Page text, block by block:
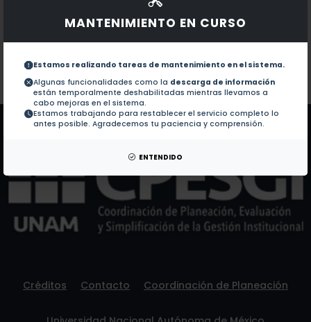
MANTENIMIENTO EN CURSO
Estamos realizando tareas de mantenimiento en el sistema.
Algunas funcionalidades como la descarga de información
están temporalmente deshabilitadas mientras llevamos a
cabo mejoras en el sistema.
Estamos trabajando para restablecer el servicio completo lo
antes posible. Agradecemos tu paciencia y comprensión.
ENTENDIDO
No hay obras de este autor.
Documentos en revistas: No hay revistas de este autor.
Patentes: No hay patentes de este autor.
Créditos Contacto Coordinación de Planeación